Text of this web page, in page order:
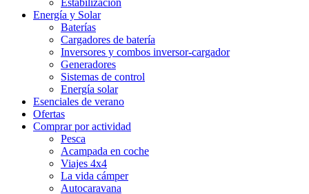
Estabilización
Energía y Solar
Baterías
Cargadores de batería
Inversores y combos inversor-cargador
Generadores
Sistemas de control
Energía solar
Esenciales de verano
Ofertas
Comprar por actividad
Pesca
Acampada en coche
Viajes 4x4
La vida cámper
Autocaravana